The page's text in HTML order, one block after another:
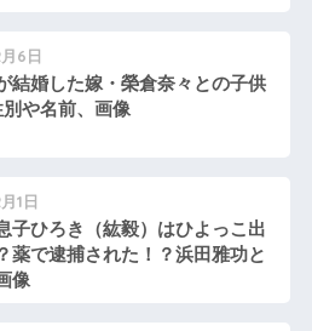
6日
結婚した嫁・榮倉奈々との子供
や名前、画像
1日
子ひろき（紘毅）はひよっこ出
薬で逮捕された！？浜田雅功と
像